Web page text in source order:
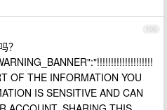
100
？
OF THE INFORMATION YOU
IS SENSITIVE AND CAN